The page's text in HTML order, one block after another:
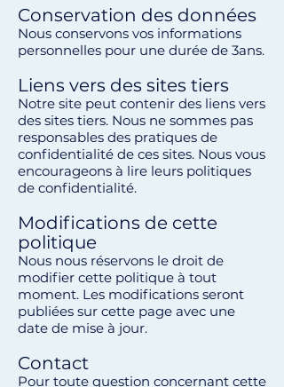
Conservation des données
Nous conservons vos informations
personnelles pour une durée de 3ans.
Liens vers des sites tiers
Notre site peut contenir des liens vers
des sites tiers. Nous ne sommes pas
responsables des pratiques de
confidentialité de ces sites. Nous vous
encourageons à lire leurs politiques
de confidentialité.
Modifications de cette
politique
Nous nous réservons le droit de
modifier cette politique à tout
moment. Les modifications seront
publiées sur cette page avec une
date de mise à jour.
Contact
Pour toute question concernant cette